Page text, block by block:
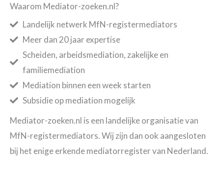
Waarom Mediator-zoeken.nl?
Landelijk netwerk MfN-registermediators
Meer dan 20 jaar expertise
Scheiden, arbeidsmediation, zakelijke en
familiemediation
Mediation binnen een week starten
Subsidie op mediation mogelijk
Mediator-zoeken.nl is een landelijke organisatie van
MfN-registermediators. Wij zijn dan ook aangesloten
bij het enige erkende mediatorregister van Nederland.